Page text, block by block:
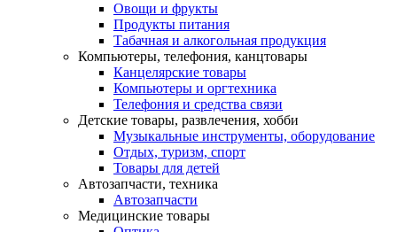
Овощи и фрукты
Продукты питания
Табачная и алкогольная продукция
Компьютеры, телефония, канцтовары
Канцелярские товары
Компьютеры и оргтехника
Телефония и средства связи
Детские товары, развлечения, хобби
Музыкальные инструменты, оборудование
Отдых, туризм, спорт
Товары для детей
Автозапчасти, техника
Автозапчасти
Медицинские товары